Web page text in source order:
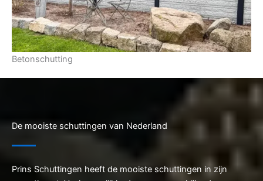
Betonschutting
De mooiste schuttingen van Nederland
Prins Schuttingen heeft de mooiste schuttingen in zijn